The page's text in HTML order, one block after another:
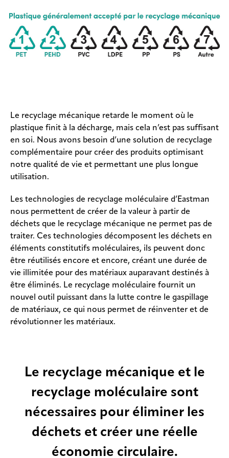
Le recyclage mécanique retarde le moment où le
plastique finit à la décharge, mais cela n’est pas suffisant
en soi. Nous avons besoin d’une solution de recyclage
complémentaire pour créer des produits optimisant
notre qualité de vie et permettant une plus longue
utilisation.
Les technologies de recyclage moléculaire d’Eastman
nous permettent de créer de la valeur à partir de
déchets que le recyclage mécanique ne permet pas de
traiter. Ces technologies décomposent les déchets en
éléments constitutifs moléculaires, ils peuvent donc
être réutilisés encore et encore, créant une durée de
vie illimitée pour des matériaux auparavant destinés à
être éliminés. Le recyclage moléculaire fournit un
nouvel outil puissant dans la lutte contre le gaspillage
de matériaux, ce qui nous permet de réinventer et de
révolutionner les matériaux.
Le recyclage mécanique et le
recyclage moléculaire sont
nécessaires pour éliminer les
déchets et créer une réelle
économie circulaire.